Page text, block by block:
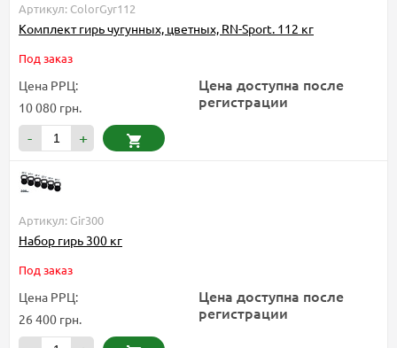
Артикул: ColorGyr112
Комплект гирь чугунных, цветных, RN-Sport. 112 кг
Под заказ
Цена РРЦ:
10 080 грн.
Цена доступна после
регистрации
- +
Артикул: Gir300
Набор гирь 300 кг
Под заказ
Цена РРЦ:
26 400 грн.
Цена доступна после
регистрации